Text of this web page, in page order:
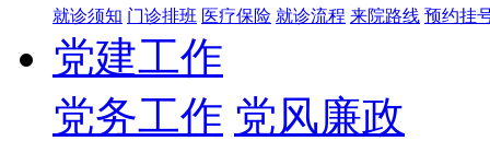
就诊须知 门诊排班 医疗保险 就诊流程 来院路线 预约挂
党建工作
党务工作 党风廉政